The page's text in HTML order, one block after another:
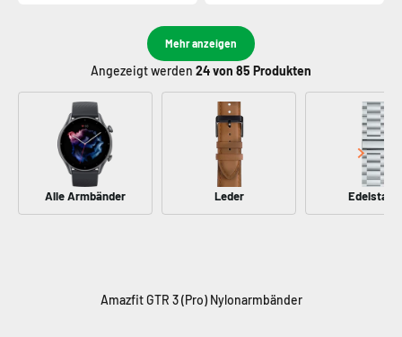
Mehr anzeigen
Angezeigt werden 24von 85 Produkten
Alle Armbänder Leder Edelstahl